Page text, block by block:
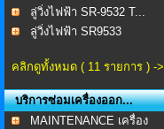
ลู่วิ่งไฟฟ้า SR-9532 T...
ลู่วิ่งไฟฟ้า SR9533
คลิกดูทั้งหมด ( 11 รายการ ) ->
บริการซ่อมเครื่องออก...
MAINTENANCE เครื่อง